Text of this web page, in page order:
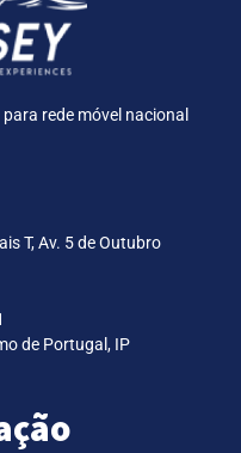
rede móvel nacional
T, Av. 5 de Outubro
de Portugal, IP